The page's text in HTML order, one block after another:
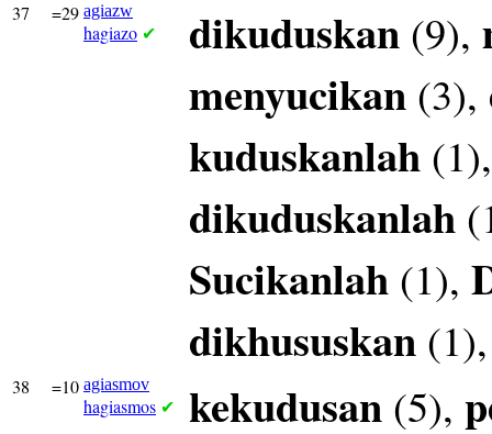
37 =29 agiazw
hagiazo ✔ dikuduskan (9),
menyucikan (3),
kuduskanlah
dikuduskanlah
Sucikanlah (1),
dikhususkan
38 =10 agiasmov
hagiasmos ✔ kekudusan (5),